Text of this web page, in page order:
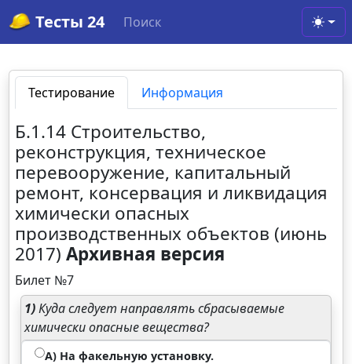
Тесты 24 Поиск
Тестирование Информация
Б.1.14 Строительство,
реконструкция, техническое
перевооружение, капитальный
ремонт, консервация и ликвидация
химически опасных
производственных объектов (июнь
2017)Архивная версия
Билет №7
1)Куда следует направлять сбрасываемые
химически опасные вещества?
А) На факельную установку.